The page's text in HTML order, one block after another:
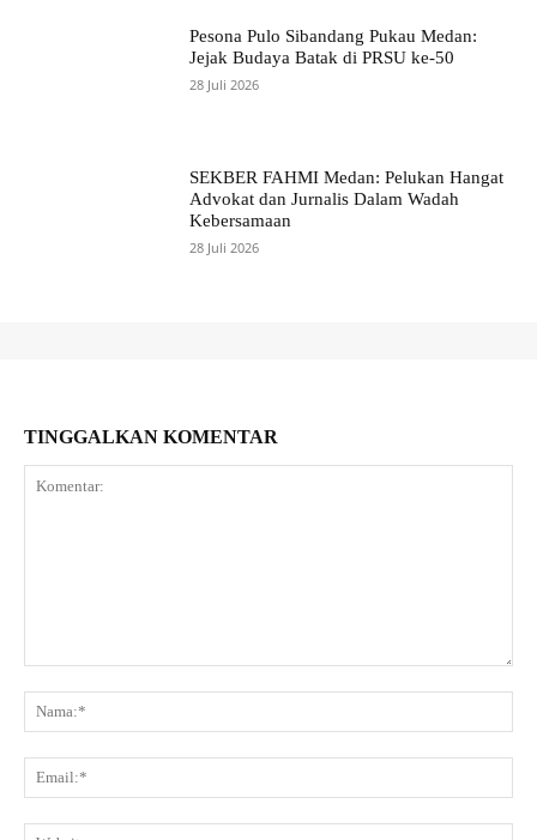
Pesona Pulo Sibandang Pukau Medan:
Jejak Budaya Batak di PRSU ke-50
28 Juli 2026
SEKBER FAHMI Medan: Pelukan Hangat
Advokat dan Jurnalis Dalam Wadah
Kebersamaan
28 Juli 2026
TINGGALKAN KOMENTAR